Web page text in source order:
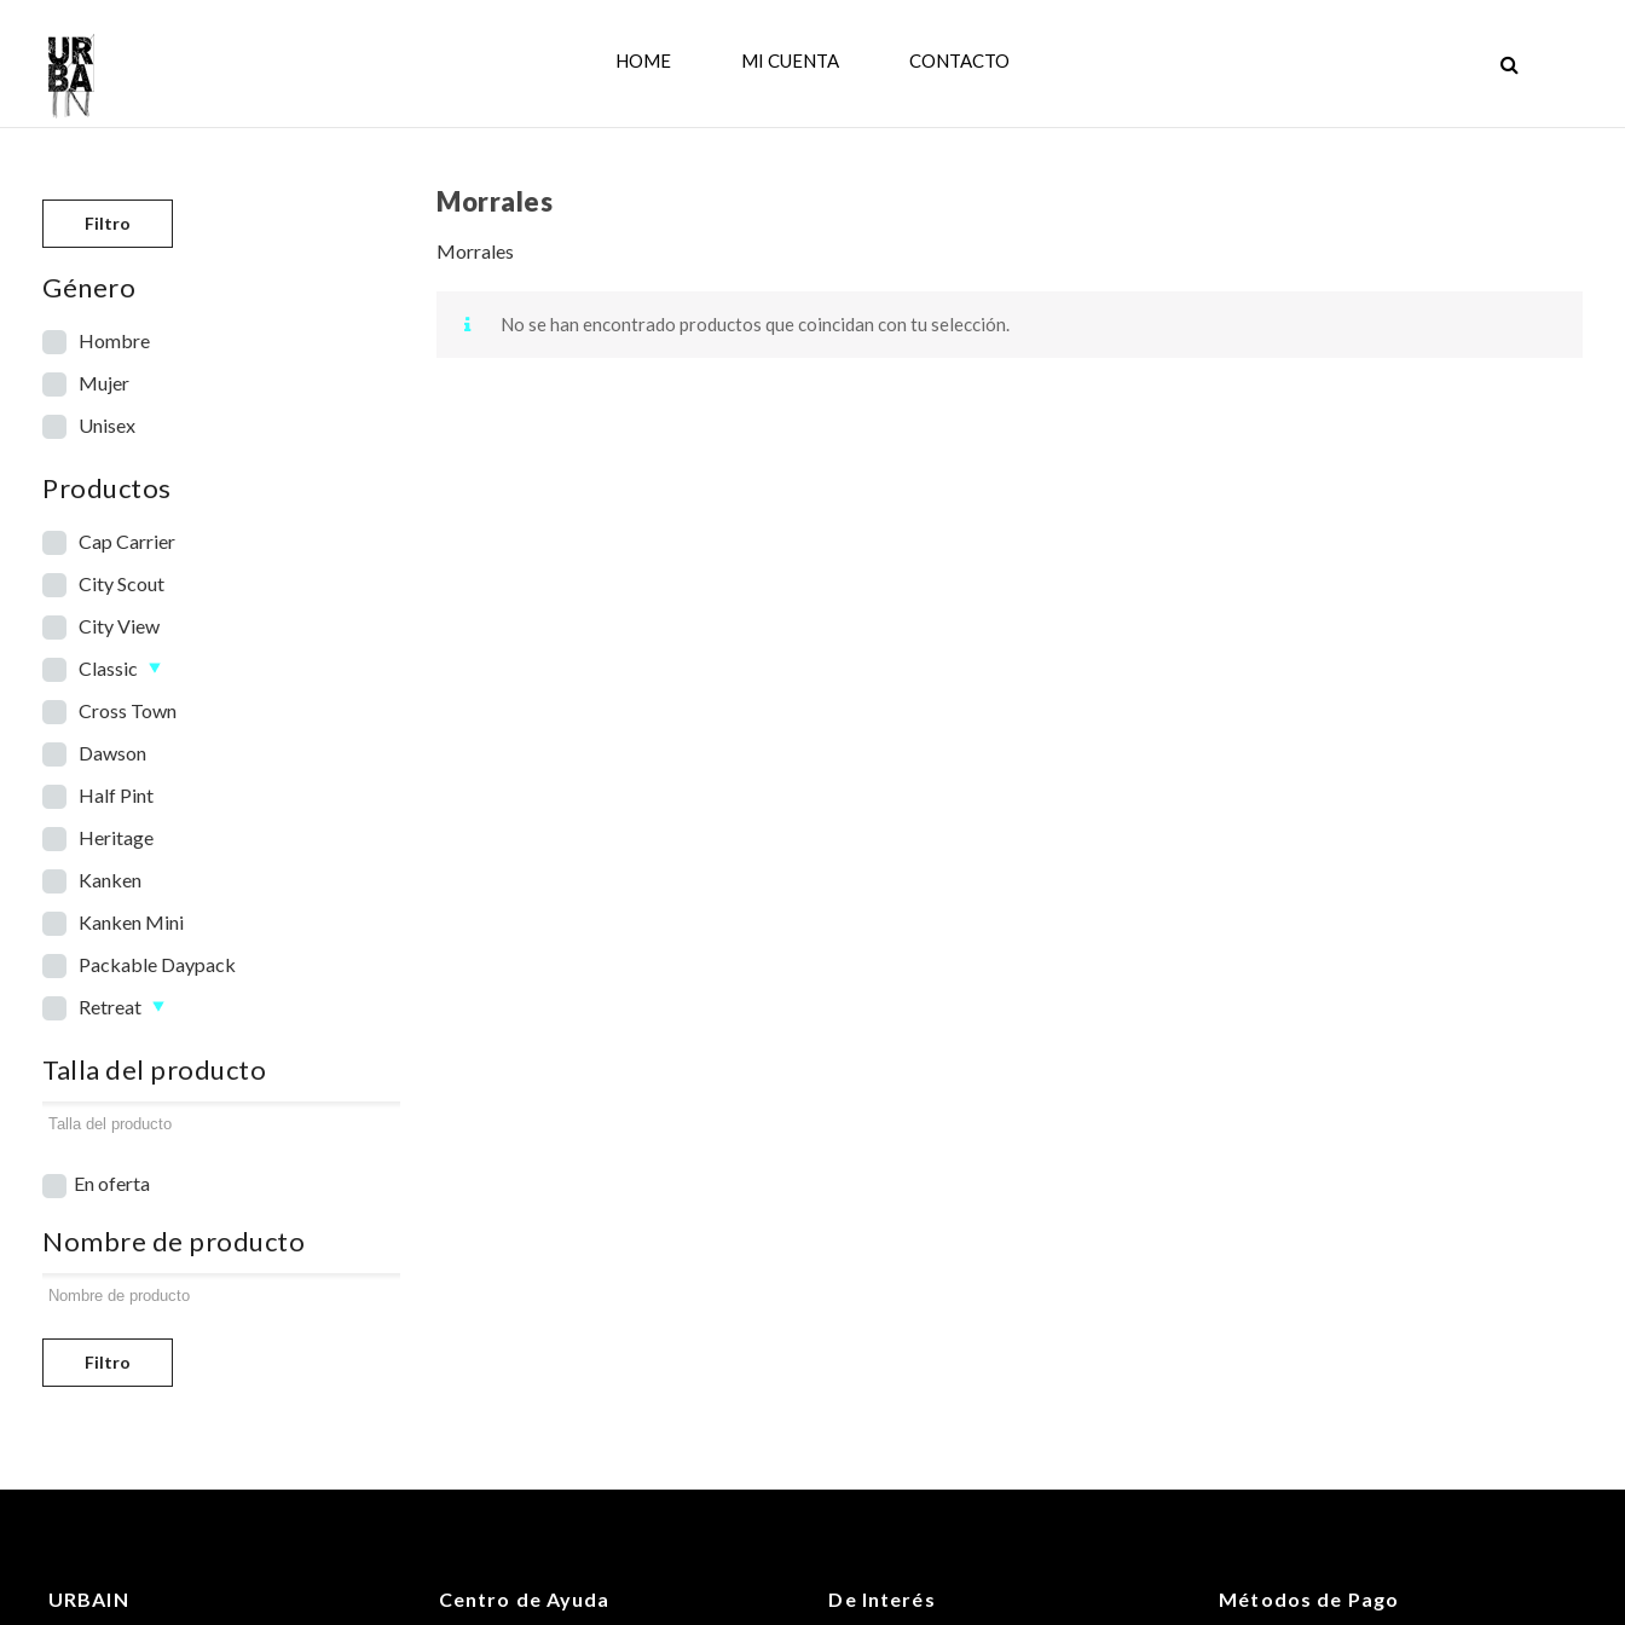
HOME MI CUENTA CONTACTO
Skip to content Morrales
Morrales
No se han encontrado productos que coincidan con tu selección.
Filtro
Género
Hombre
Mujer
Unisex
Productos
Cap Carrier
City Scout
City View
Classic
Cross Town
Dawson
Half Pint
Heritage
Kanken
Kanken Mini
Packable Daypack
Retreat
Talla del producto
En oferta
Nombre de producto
Filtro
URBAIN Centro de Ayuda De Interés Métodos de Pago